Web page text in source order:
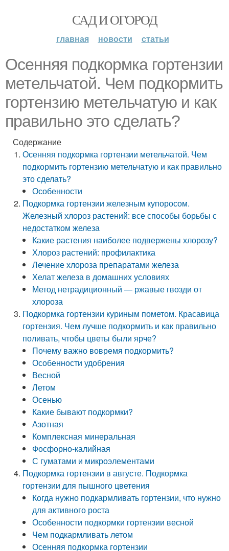
САД И ОГОРОД
главная новости статьи
Осенняя подкормка гортензии
метельчатой. Чем подкормить
гортензию метельчатую и как
правильно это сделать?
Содержание
Осенняя подкормка гортензии метельчатой. Чем
подкормить гортензию метельчатую и как правильно
это сделать?
Особенности
Подкормка гортензии железным купоросом.
Железный хлороз растений: все способы борьбы с
недостатком железа
Какие растения наиболее подвержены хлорозу?
Хлороз растений: профилактика
Лечение хлороза препаратами железа
Хелат железа в домашних условиях
Метод нетрадиционный — ржавые гвозди от
хлороза
Подкормка гортензии куриным пометом. Красавица
гортензия. Чем лучше подкормить и как правильно
поливать, чтобы цветы были ярче?
Почему важно вовремя подкормить?
Особенности удобрения
Весной
Летом
Осенью
Какие бывают подкормки?
Азотная
Комплексная минеральная
Фосфорно-калийная
С гуматами и микроэлементами
Подкормка гортензии в августе. Подкормка
гортензии для пышного цветения
Когда нужно подкармливать гортензии, что нужно
для активного роста
Особенности подкормки гортензии весной
Чем подкармливать летом
Осенняя подкормка гортензии